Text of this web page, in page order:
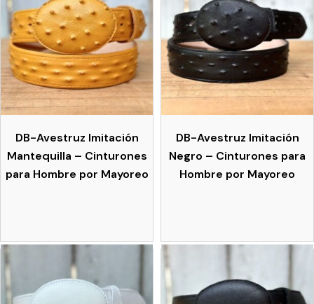
DB-Avestruz Imitación
Mantequilla – Cinturones
para Hombre por Mayoreo
DB-Avestruz Imitación
Negro – Cinturones para
Hombre por Mayoreo